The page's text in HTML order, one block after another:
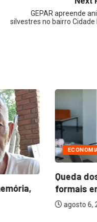
GEPAR apreende
silvestres no bairro Cidade
ECONOMIA
Queda
formais
agosto 6,